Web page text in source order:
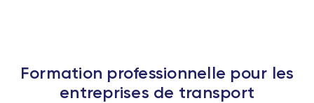
Formation professionnelle pour les
entreprises de transport